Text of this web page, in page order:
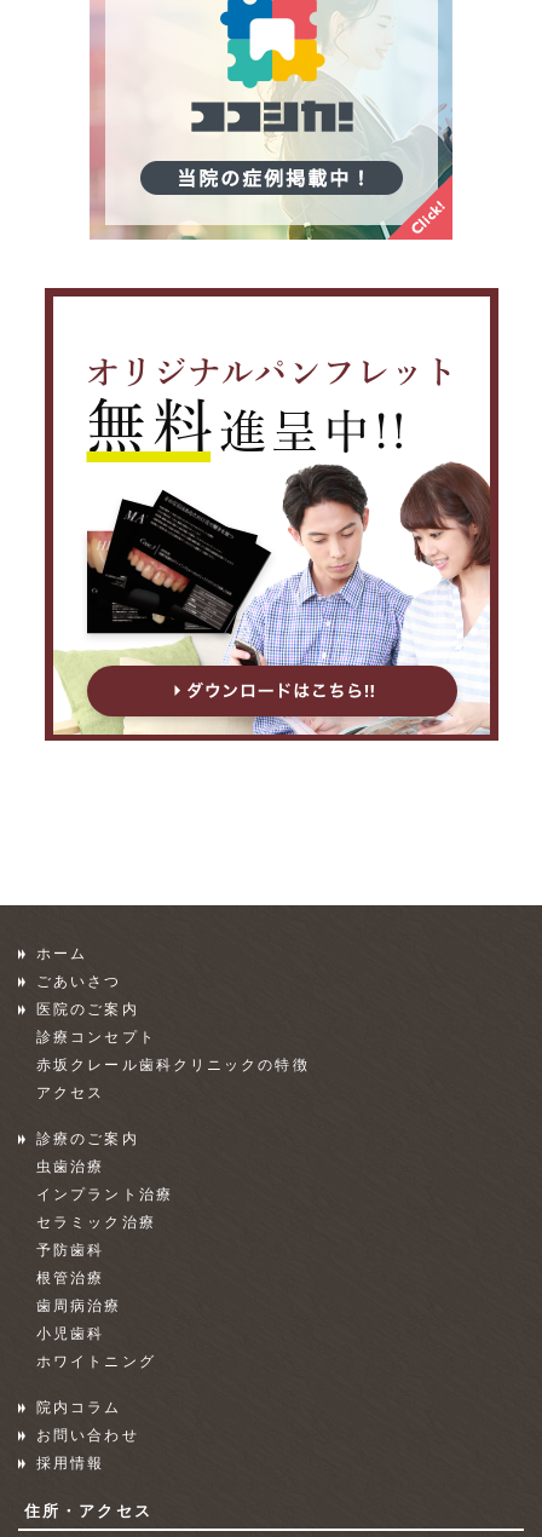
ホーム
ごあいさつ
医院のご案内
診療コンセプト
赤坂クレール歯科クリニックの特徴
アクセス
診療のご案内
虫歯治療
インプラント治療
セラミック治療
予防歯科
根管治療
歯周病治療
小児歯科
ホワイトニング
院内コラム
お問い合わせ
採用情報
住所・アクセス